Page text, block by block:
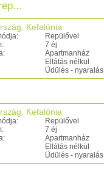
Kefalónia
Repülővel
7 éj
Apartmanház
Ellátás nélkül
Üdülés - nyaralás
Kefalónia
Repülővel
7 éj
Apartmanház
Ellátás nélkül
Üdülés - nyaralás